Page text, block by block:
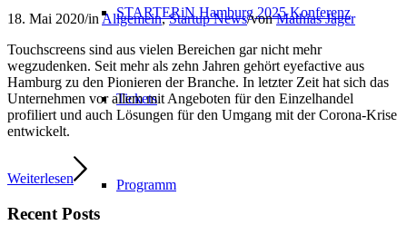
STARTERiN Hamburg 2025 Konferenz
Tickets
Programm
18. Mai 2020/inAllgemein,Startup News/vonMathias Jäger
Touchscreens sind aus vielen Bereichen gar nicht mehr
wegzudenken. Seit mehr als zehn Jahren gehört eyefactive aus
Hamburg zu den Pionieren der Branche. In letzter Zeit hat sich das
Unternehmen vor allem mit Angeboten für den Einzelhandel
profiliert und auch Lösungen für den Umgang mit der Corona-Krise
entwickelt.
Weiterlesen
Recent Posts